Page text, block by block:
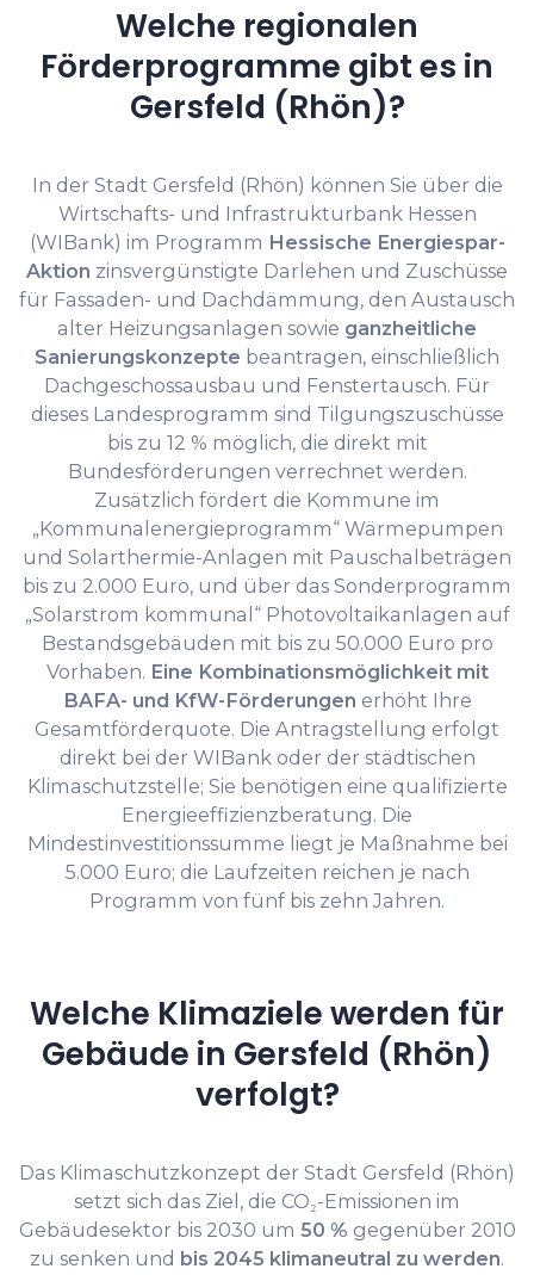
Welche regionalen
Förderprogramme gibt es in
Gersfeld (Rhön)?
In der Stadt Gersfeld (Rhön) können Sie über die
Wirtschafts- und Infrastrukturbank Hessen
(WIBank) im Programm Hessische Energiespar-
Aktion zinsvergünstigte Darlehen und Zuschüsse
für Fassaden- und Dachdämmung, den Austausch
alter Heizungsanlagen sowie ganzheitliche
Sanierungskonzepte beantragen, einschließlich
Dachgeschossausbau und Fenstertausch. Für
dieses Landesprogramm sind Tilgungszuschüsse
bis zu 12 % möglich, die direkt mit
Bundesförderungen verrechnet werden.
Zusätzlich fördert die Kommune im
„Kommunalenergieprogramm“ Wärmepumpen
und Solarthermie-Anlagen mit Pauschalbeträgen
bis zu 2.000 Euro, und über das Sonderprogramm
„Solarstrom kommunal“ Photovoltaikanlagen auf
Bestandsgebäuden mit bis zu 50.000 Euro pro
Vorhaben. Eine Kombinationsmöglichkeit mit
BAFA- und KfW-Förderungen erhöht Ihre
Gesamtförderquote. Die Antragstellung erfolgt
direkt bei der WIBank oder der städtischen
Klimaschutzstelle; Sie benötigen eine qualifizierte
Energieeffizienzberatung. Die
Mindestinvestitionssumme liegt je Maßnahme bei
5.000 Euro; die Laufzeiten reichen je nach
Programm von fünf bis zehn Jahren.
Welche Klimaziele werden für
Gebäude in Gersfeld (Rhön)
verfolgt?
Das Klimaschutzkonzept der Stadt Gersfeld (Rhön)
setzt sich das Ziel, die CO₂-Emissionen im
Gebäudesektor bis 2030 um 50 % gegenüber 2010
zu senken und bis 2045 klimaneutral zu werden.